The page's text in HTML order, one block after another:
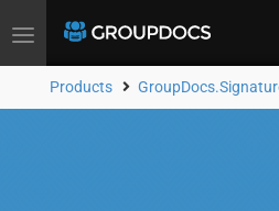
Toggle
Products